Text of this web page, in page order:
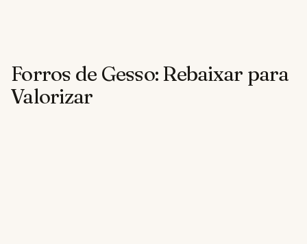
Forros de Gesso: Rebaixar para
Valorizar